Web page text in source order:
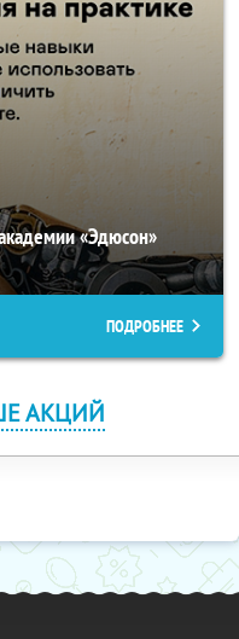
«Эдюсон»
ПОДРОБНЕЕ
АКЦИЙ